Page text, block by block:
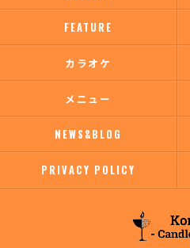
FEATURE
カラオケ
メニュー
NEWS&BLOG
PRIVACY POLICY